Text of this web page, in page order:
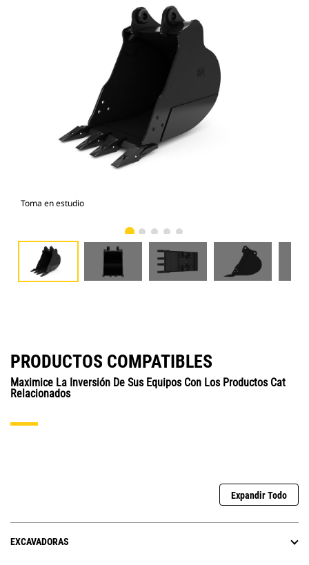
Toma en estudio
PRODUCTOS COMPATIBLES
Maximice La Inversión De Sus Equipos Con Los Productos Cat
Relacionados
Expandir Todo
EXCAVADORAS